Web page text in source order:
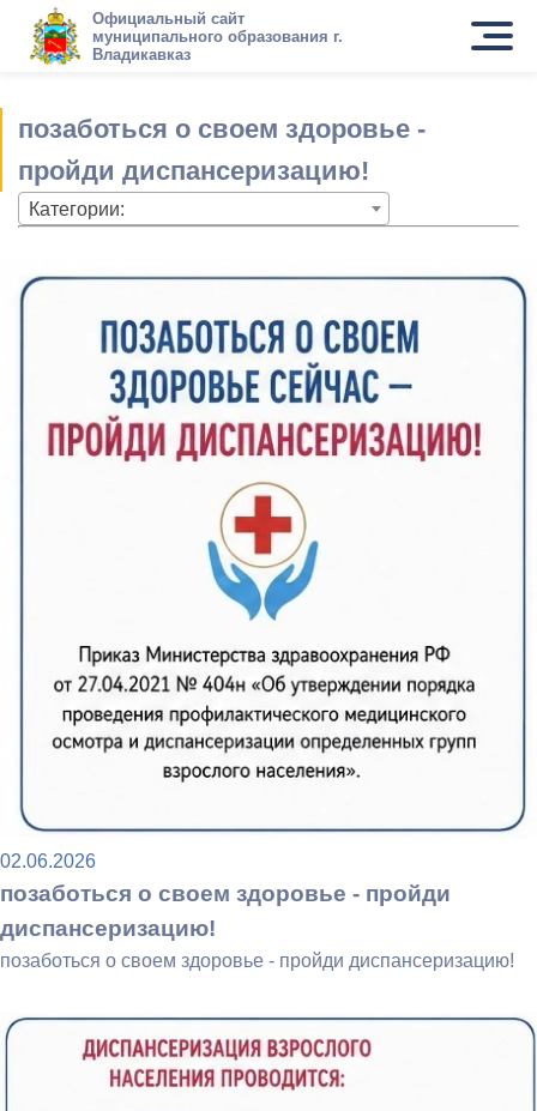
Официальный сайт
муниципального образования г.
Владикавказ
позаботься о своем здоровье -
пройди диспансеризацию!
Категории:
02.06.2026
позаботься о своем здоровье - пройди
диспансеризацию!
позаботься о своем здоровье - пройди диспансеризацию!